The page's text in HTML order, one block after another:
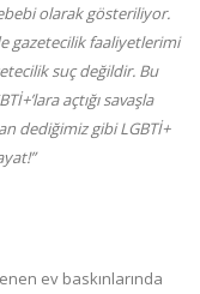
olarak gösteriliyor.
gazetecilik faaliyetlerimi
suç değildir. Bu
açtığı savaşla
dediğimiz gibi LGBTİ+
ev baskınlarında